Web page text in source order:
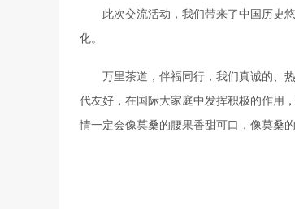
此次交流活动，我们带来了中国历史
化。
万里茶道，伴福同行，我们真诚的、
代友好，在国际大家庭中发挥积极的作用
情一定会像莫桑的腰果香甜可口，像莫桑